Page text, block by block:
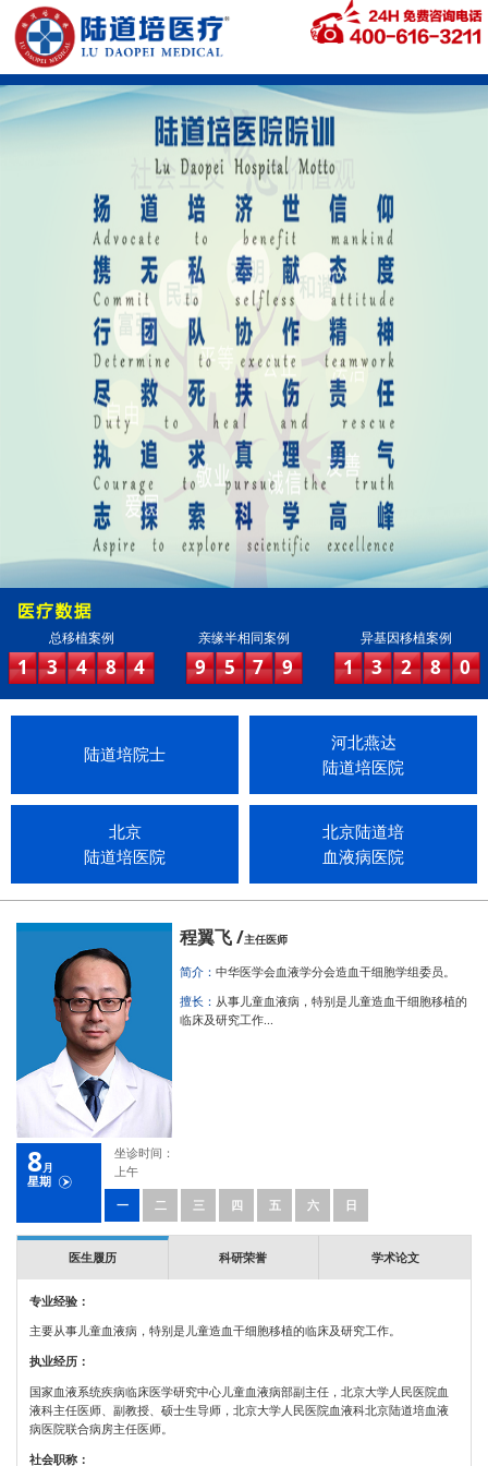
总移植案例
1 3 4 8 4
亲缘半相同案例
9 5 7 9
异基因移植案例
1 3 2 8 0
陆道培院士
河北燕达
陆道培医院
北京
陆道培医院
北京陆道培
血液病医院
程翼飞 /主任医师
简介：中华医学会血液学分会造血干细胞学组委员。
擅长： 从事儿童血液病，特别是儿童造血干细胞移植的
临床及研究工作...
8月
星期
一
二 三 四 五 六 日
坐诊时间：
上午
医生履历 科研荣誉 学术论文
专业经验：
主要从事儿童血液病，特别是儿童造血干细胞移植的临床及研究工作。
执业经历：
国家血液系统疾病临床医学研究中心儿童血液病部副主任，北京大学人民医院血
液科主任医师、副教授、硕士生导师，北京大学人民医院血液科北京陆道培血液
病医院联合病房主任医师。
社会职称：